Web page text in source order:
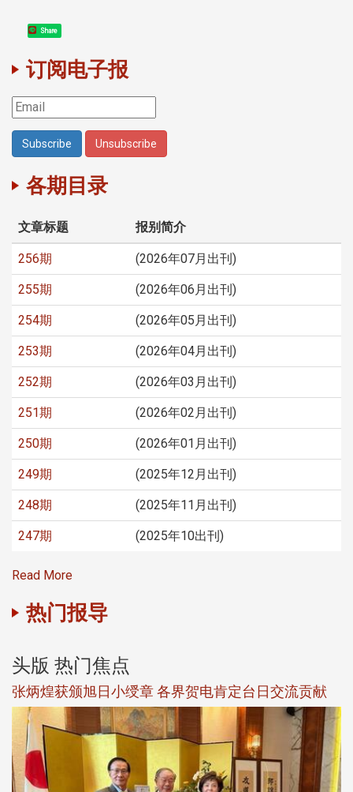
Share
订阅电子报
各期目录
文章标题 报别简介
256期 (2026年07月出刊)
255期 (2026年06月出刊)
254期 (2026年05月出刊)
253期 (2026年04月出刊)
252期 (2026年03月出刊)
251期 (2026年02月出刊)
250期 (2026年01月出刊)
249期 (2025年12月出刊)
248期 (2025年11月出刊)
247期 (2025年10出刊)
Read More
热门报导
头版 热门焦点
张炳煌获颁旭日小绶章 各界贺电肯定台日交流贡献